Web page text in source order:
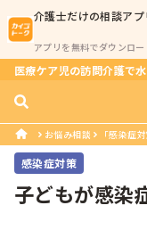
介護士だけの相談アプ
アプリを無料でダウンロー
お悩み相談 「感染症
感染症対策
子どもが感染